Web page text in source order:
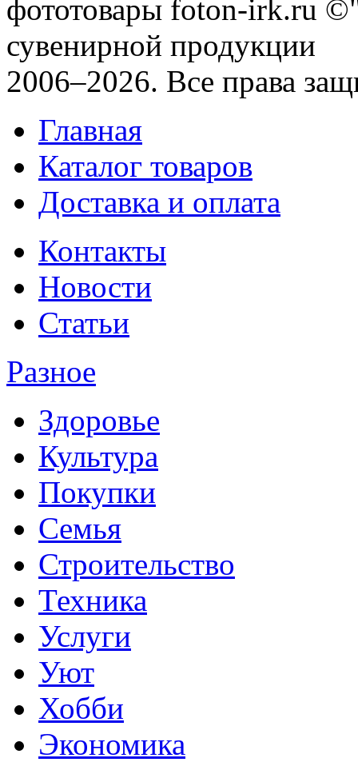
фототовары foton-irk.ru
сувенирной продукции
2006–2026. Все права
Главная
Каталог товаров
Доставка и оплата
Контакты
Новости
Статьи
Разное
Здоровье
Культура
Покупки
Семья
Строительство
Техника
Услуги
Уют
Хобби
Экономика